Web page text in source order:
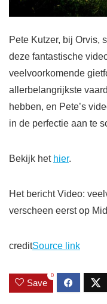
Pete Kutzer, bij Orvis,
deze fantastische
veelvoorkomende
allerbelangrijkste
hebben, en Pete’s
in de perfectie aan te
Bekijk het hier.
Het bericht Video:
verscheen eerst op
creditSource link
Save
0